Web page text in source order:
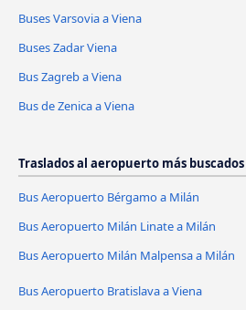
Buses Varsovia a Viena
Buses Zadar Viena
Bus Zagreb a Viena
Bus de Zenica a Viena
Traslados al aeropuerto más
Bus Aeropuerto Bérgamo a Milán
Bus Aeropuerto Milán Linate a Milán
Bus Aeropuerto Milán Malpensa a Milán
Bus Aeropuerto Bratislava a Viena